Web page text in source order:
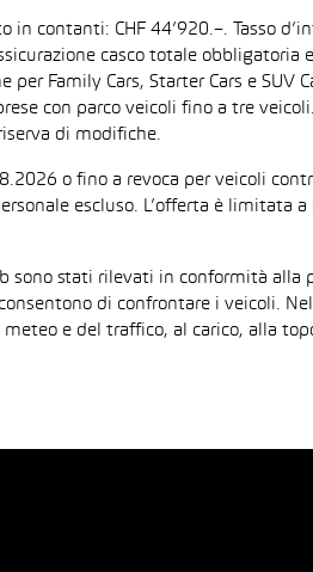
in contanti: CHF 44’920.–. Tasso
casco totale
Family Cars, Starter Cars e
con parco veicoli fino a tre
di modifiche.
o fino a revoca per veicoli
escluso. L’offerta è limitata
stati rilevati in conformità alla
di confrontare i veicoli.
e del traffico, al carico, alla